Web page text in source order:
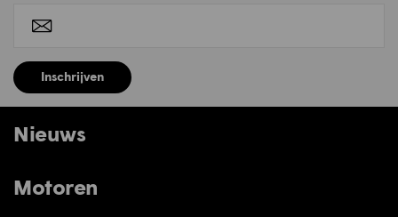
Inschrijven
Nieuws
Motoren